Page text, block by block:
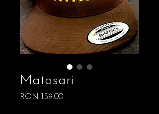
Matasari
RON 159.00Price